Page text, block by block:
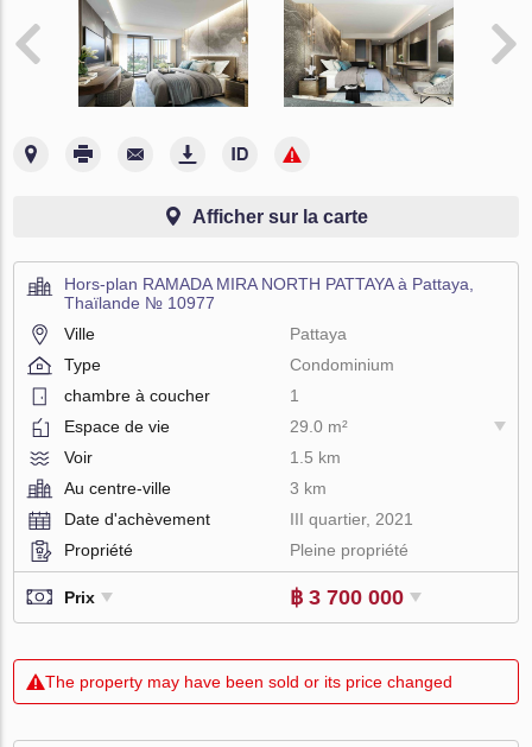
Afficher sur la carte
Hors-plan RAMADA MIRA NORTH PATTAYA à Pattaya,
Thaïlande № 10977
Ville
Pattaya
Type
Condominium
chambre à coucher
1
Espace de vie
29.0 m²
Voir
1.5 km
Au centre-ville
3 km
Date d'achèvement
III quartier, 2021
Propriété
Pleine propriété
Prix ฿ 3 700 000
The property may have been sold or its price changed